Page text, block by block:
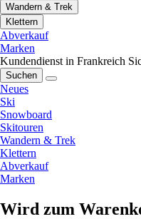
Wandern & Trek
Klettern
Abverkauf
Marken
Kundendienst in Frankreich
Suchen
Neues
Ski
Snowboard
Skitouren
Wandern & Trek
Klettern
Abverkauf
Marken
Wird zum